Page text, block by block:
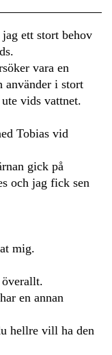
ett stort behov
vara en
i stort
vids vattnet.
Tobias vid
gick på
och jag fick sen
mig.
en annan
hellre vill ha den